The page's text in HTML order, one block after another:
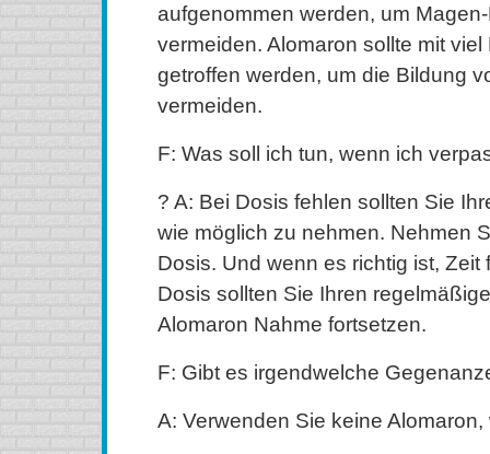
aufgenommen werden, um
vermeiden. Alomaron sollte mit
getroffen werden, um die Bildung
vermeiden.
F: Was soll ich tun, wenn ich
? A: Bei Dosis fehlen sollten Sie
wie möglich zu nehmen. Nehmen
Dosis. Und wenn es richtig ist, Zeit
Dosis sollten Sie Ihren
Alomaron Nahme fortsetzen.
F: Gibt es irgendwelche
A: Verwenden Sie keine